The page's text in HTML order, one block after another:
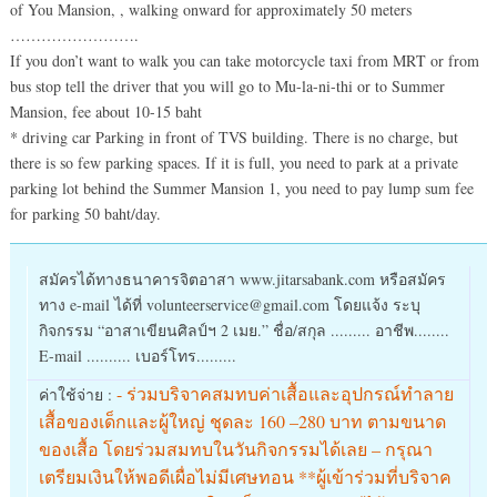
of You Mansion, , walking onward for approximately 50 meters
…………………….
If you don’t want to walk you can take motorcycle taxi from MRT or from
bus stop tell the driver that you will go to Mu-la-ni-thi or to Summer
Mansion, fee about 10-15 baht
* driving car Parking in front of TVS building. There is no charge, but
there is so few parking spaces. If it is full, you need to park at a private
parking lot behind the Summer Mansion 1, you need to pay lump sum fee
for parking 50 baht/day.
สมัครได้ทางธนาคารจิตอาสา www.jitarsabank.com หรือสมัคร
ทาง e-mail ได้ที่ volunteerservice@gmail.com โดยแจ้ง ระบุ
กิจกรรม “อาสาเขียนศิลป์ฯ 2 เมย.” ชื่อ/สกุล ......... อาชีพ........
E-mail .......... เบอร์โทร.........
ค่าใช้จ่าย : - ร่วมบริจาคสมทบค่าเสื้อและอุปกรณ์ทำลาย
เสื้อของเด็กและผู้ใหญ่ ชุดละ 160 –280 บาท ตามขนาด
ของเสื้อ โดยร่วมสมทบในวันกิจกรรมได้เลย – กรุณา
เตรียมเงินให้พอดีเผื่อไม่มีเศษทอน **ผู้เข้าร่วมที่บริจาค